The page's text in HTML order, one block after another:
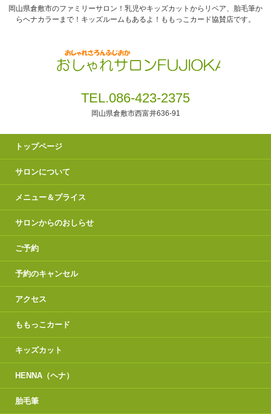
岡山県倉敷市のファミリーサロン！乳児やキッズカットからリペア、胎毛筆か
らヘナカラーまで！キッズルームもあるよ！ももっこカード協賛店です。
TEL.086-423-2375
岡山県倉敷市西富井636-91
トップページ
サロンについて
メニュー＆プライス
サロンからのおしらせ
ご予約
予約のキャンセル
アクセス
ももっこカード
キッズカット
HENNA（ヘナ）
胎毛筆